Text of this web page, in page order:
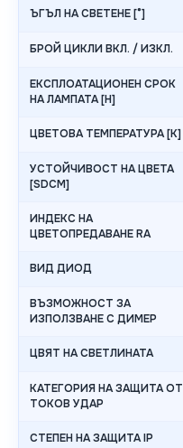
ЪГЪЛ НА СВЕТЕНЕ [°]
БРОЙ ЦИКЛИ ВКЛ. / ИЗКЛ.
ЕКСПЛОАТАЦИОНЕН СРОК
НА ЛАМПАТА [H]
ЦВЕТОВА ТЕМПЕРАТУРА [K]
УСТОЙЧИВОСТ НА ЦВЕТА
[SDCM]
ИНДЕКС НА
ЦВЕТОПРЕДАВАНЕ RA
ВИД ДИОД
ВЪЗМОЖНОСТ ЗА
ИЗПОЛЗВАНЕ С ДИМЕР
ЦВЯТ НА СВЕТЛИНАТА
КАТЕГОРИЯ НА ЗАЩИТА ОТ
ТОКОВ УДАР
СТЕПЕН НА ЗАЩИТА IP